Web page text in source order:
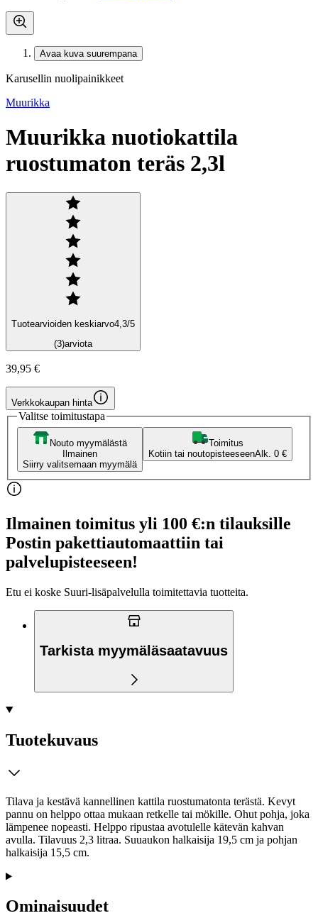
Avaa kuva suurempana
Karusellin nuolipainikkeet
Muurikka
Muurikka nuotiokattila
ruostumaton teräs 2,3l
Tuotearvioiden keskiarvo4,3/5
(3)arviota
39,95 €
Verkkokaupan hinta
Valitse toimitustapa
Nouto myymälästä
Ilmainen
Siirry valitsemaan myymälä
Toimitus
Kotiin tai noutopisteeseenAlk. 0 €
Ilmainen toimitus yli 100 €:n tilauksille
Postin pakettiautomaattiin tai
palvelupisteeseen!
Etu ei koske Suuri‑lisäpalvelulla toimitettavia tuotteita.
Tarkista myymäläsaatavuus
Tuotekuvaus
Tilava ja kestävä kannellinen kattila ruostumatonta terästä. Kevyt
pannu on helppo ottaa mukaan retkelle tai mökille. Ohut pohja, joka
lämpenee nopeasti. Helppo ripustaa avotulelle kätevän kahvan
avulla. Tilavuus 2,3 litraa. Suuaukon halkaisija 19,5 cm ja pohjan
halkaisija 15,5 cm.
Ominaisuudet